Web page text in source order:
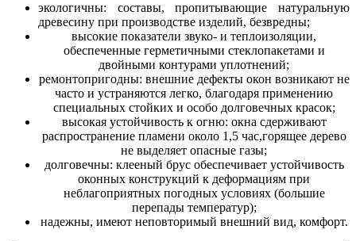
экологичны: составы, пропитывающие натуральную
древесину при производстве изделий, безвредны;
высокие показатели звуко- и теплоизоляции,
обеспеченные герметичными стеклопакетами и
двойными контурами уплотнений;
ремонтопригодны: внешние дефекты окон возникают не
часто и устраняются легко, благодаря применению
специальных стойких и особо долговечных красок;
высокая устойчивость к огню: окна сдерживают
распространение пламени около 1,5 час,горящее дерево
не выделяет опасные газы;
долговечны: клееный брус обеспечивает устойчивость
оконных конструкций к деформациям при
неблагоприятных погодных условиях (большие
перепады температур);
надежны, имеют неповторимый внешний вид, комфорт.